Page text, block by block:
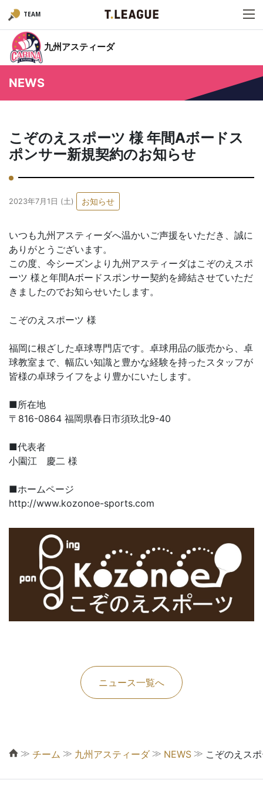
TEAM
九州アスティーダ
NEWS
こぞのえスポーツ 様 年間Aボードス
ポンサー新規契約のお知らせ
2023年7月1日 (土) お知らせ
いつも九州アスティーダへ温かいご声援をいただき、誠に
ありがとうございます。
この度、今シーズンより九州アスティーダはこぞのえスポ
ーツ 様と年間Aボードスポンサー契約を締結させていただ
きましたのでお知らせいたします。
こぞのえスポーツ 様
福岡に根ざした卓球専門店です。卓球用品の販売から、卓
球教室まで、幅広い知識と豊かな経験を持ったスタッフが
皆様の卓球ライフをより豊かにいたします。
■所在地
〒816-0864 福岡県春日市須玖北9-40
■代表者
小園江 慶二 様
■ホームページ
http://www.kozonoe-sports.com
ニュース一覧へ
≫ チーム ≫ 九州アスティーダ ≫ NEWS ≫ こぞのえス